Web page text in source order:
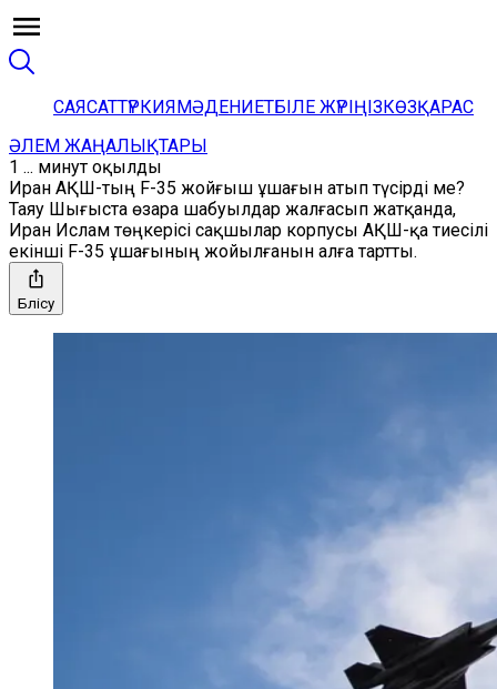
САЯСАТТҮРКИЯМӘДЕНИЕТБІЛЕ ЖҮРІҢІЗКӨЗҚАРАС
ӘЛЕМ ЖАҢАЛЫҚТАРЫ
1 ... минут оқылды
Иран АҚШ-тың F-35 жойғыш ұшағын атып түсірді ме?
Таяу Шығыста өзара шабуылдар жалғасып жатқанда,
Иран Ислам төңкерісі сақшылар корпусы АҚШ-қа тиесілі
екінші F-35 ұшағының жойылғанын алға тартты.
Бөлісу